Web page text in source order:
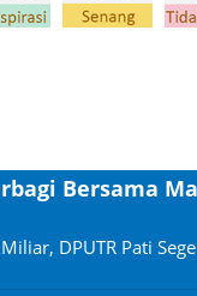
Bersama
DPUTR Pati